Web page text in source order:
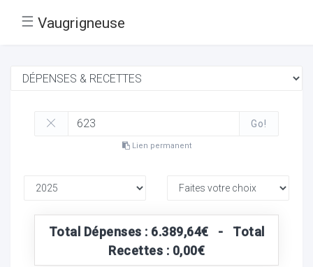
☰ Vaugrigneuse
Go!
Lien permanent
Total Dépenses : 6.389,64€ - Total
Recettes : 0,00€